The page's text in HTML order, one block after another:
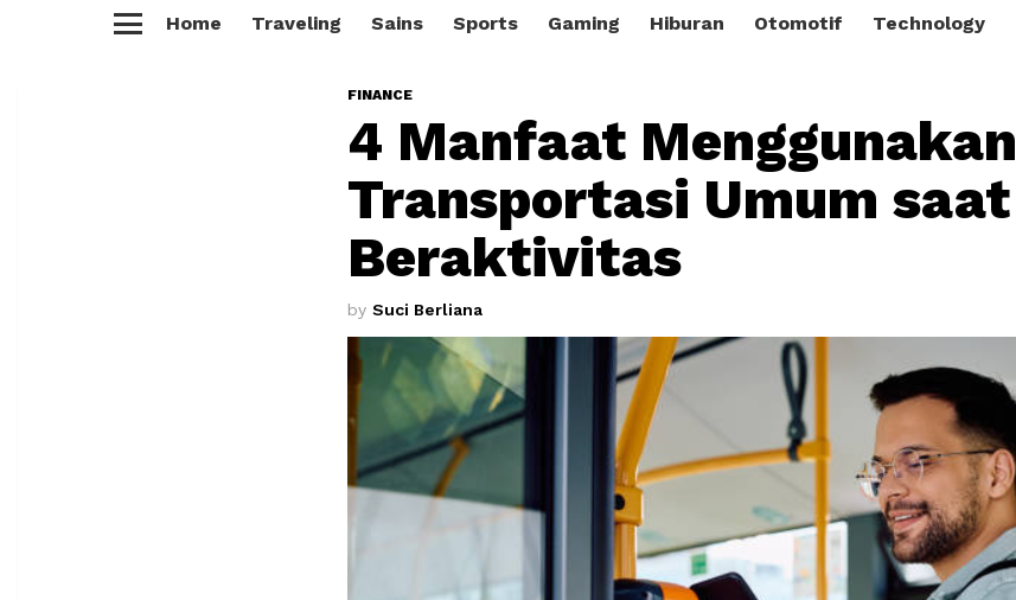
Home Traveling Sains Sports Gaming Hiburan Otomotif Technology
FINANCE
4 Manfaat Menggunakan
Transportasi Umum saat
Beraktivitas
by Suci Berliana